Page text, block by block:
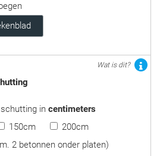
Wat is dit?
in centimeters
150cm
200cm
2 betonnen onder platen)